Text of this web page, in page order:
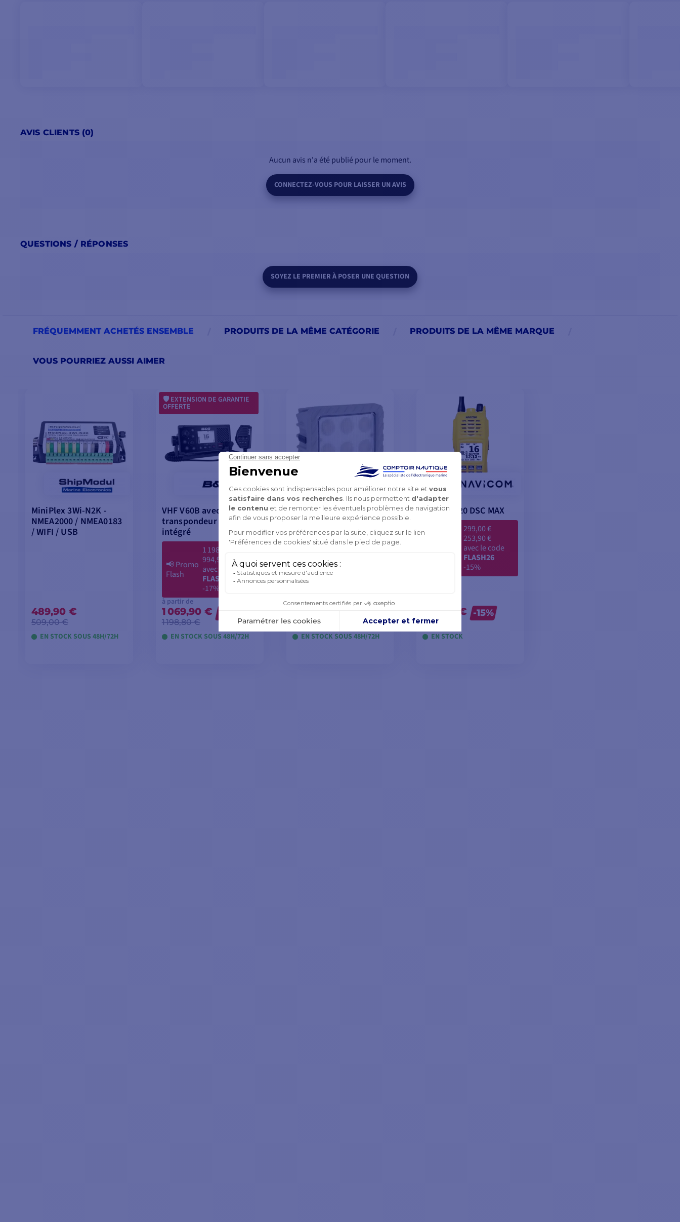
AVIS CLIENTS (0)
Aucun avis n'a été publié pour le moment.
CONNECTEZ-VOUS POUR LAISSER UN AVIS
QUESTIONS / RÉPONSES
SOYEZ LE PREMIER À POSER UNE QUESTION
FRÉQUEMMENT ACHETÉS ENSEMBLE PRODUITS DE LA MÊME CATÉGORIE PRODUITS DE LA MÊME MARQUE
VOUS POURRIEZ AUSSI AIMER
MiniPlex 3Wi-N2K -
NMEA2000 / NMEA0183
/ WIFI / USB
489,90 €
509,00 €
EN STOCK SOUS 48H/72H
EXTENSION DE GARANTIE
OFFERTE
VHF V60B avec
transpondeur AIS
intégré
📢Promo
Flash
1 198,80 €
994,90 €
avec le code
FLASH26
-17%
à partir de
1 069,90 €
1 198,80 €
EN STOCK SOUS 48H/72H
Projecteur de travail
LED 120W 9-48V
244,82 €
EN STOCK SOUS 48H/72H
VHF RT 420 DSC MAX
299,00 €
253,90 €
avec le code
FLASH26
-15%
278,90 €
299,00 €
-15%
EN STOCK